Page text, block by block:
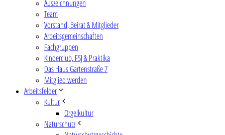
Auszeichnungen
Team
Vorstand, Beirat & Mitglieder
Arbeitsgemeinschaften
Fachgruppen
Kinderclub, FSJ & Praktika
Das Haus Gartenstraße 7
Mitglied werden
Arbeitsfelder
Kultur
Orgelkultur
Naturschutz